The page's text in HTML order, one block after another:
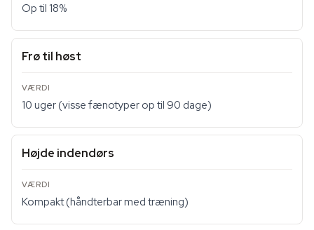
Op til 18%
Frø til høst
10 uger (visse fænotyper op til 90 dage)
Højde indendørs
Kompakt (håndterbar med træning)